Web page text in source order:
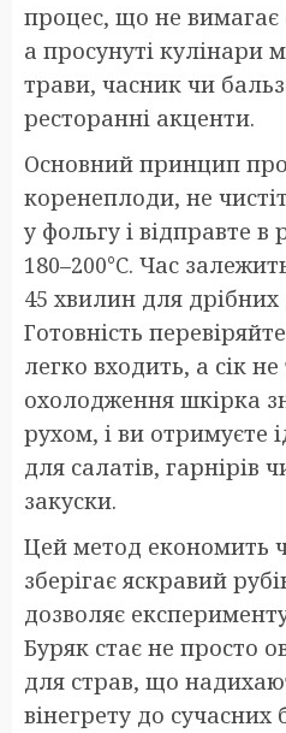
процес, що не вимагає
а просунуті кулінари
трави, часник чи
ресторанні акценти.
Основний принцип
коренеплоди, не
у фольгу і відправте в
180–200°C. Час
45 хвилин для
Готовність
легко входить, а сік не
охолодження шкірка
рухом, і ви отримуєте
для салатів, гарнірів
закуски.
Цей метод економить
зберігає яскравий
дозволяє
Буряк стає не просто
для страв, що
вінегрету до сучасних